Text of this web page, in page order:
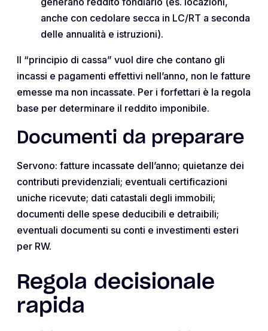
anche con cedolare secca in LC/RT a seconda
delle annualità e istruzioni).
Il “principio di cassa” vuol dire che contano gli
incassi e pagamenti effettivi nell’anno, non le fatture
emesse ma non incassate. Per i forfettari è la regola
base per determinare il reddito imponibile.
Documenti da preparare
Servono: fatture incassate dell’anno; quietanze dei
contributi previdenziali; eventuali certificazioni
uniche ricevute; dati catastali degli immobili;
documenti delle spese deducibili e detraibili;
eventuali documenti su conti e investimenti esteri
per RW.
Regola decisionale
rapida